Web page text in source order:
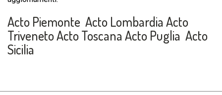
Acto Piemonte Acto LombardiaActo
TrivenetoActo ToscanaActo Puglia Acto
Sicilia